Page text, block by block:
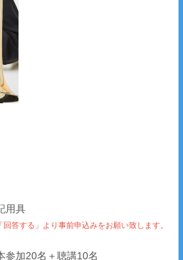
用具
答する」より事前申込みをお願い致します。
加20名＋聴講10名